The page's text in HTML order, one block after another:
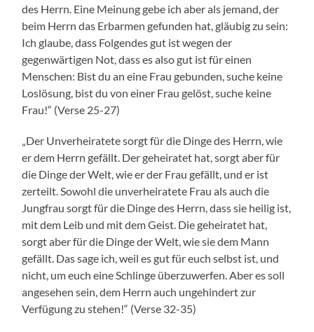
des Herrn. Eine Meinung gebe ich aber als jemand, der
beim Herrn das Erbarmen gefunden hat, gläubig zu sein:
Ich glaube, dass Folgendes gut ist wegen der
gegenwärtigen Not, dass es also gut ist für einen
Menschen: Bist du an eine Frau gebunden, suche keine
Loslösung, bist du von einer Frau gelöst, suche keine
Frau!“ (Verse 25-27)
„Der Unverheiratete sorgt für die Dinge des Herrn, wie
er dem Herrn gefällt. Der geheiratet hat, sorgt aber für
die Dinge der Welt, wie er der Frau gefällt, und er ist
zerteilt. Sowohl die unverheiratete Frau als auch die
Jungfrau sorgt für die Dinge des Herrn, dass sie heilig ist,
mit dem Leib und mit dem Geist. Die geheiratet hat,
sorgt aber für die Dinge der Welt, wie sie dem Mann
gefällt. Das sage ich, weil es gut für euch selbst ist, und
nicht, um euch eine Schlinge überzuwerfen. Aber es soll
angesehen sein, dem Herrn auch ungehindert zur
Verfügung zu stehen!“ (Verse 32-35)